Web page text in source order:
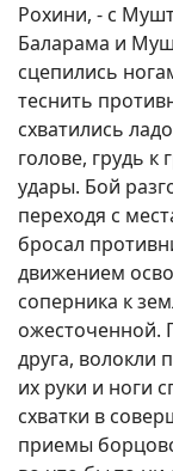
Рохини, - с
Баларама и
сцепились
теснить
схватились
голове, грудь к
удары. Бой
переходя с
бросал
движением
соперника к
ожесточенной.
друга, волокли
их руки и ноги
схватки в
приемы